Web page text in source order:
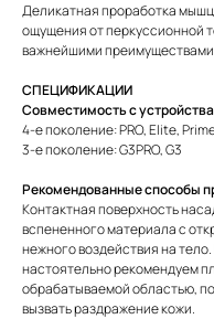
Деликатная проработка
ощущения от перкуссионной
важнейшими
СПЕЦИФИКАЦИИ
Совместимость с
4-е поколение: PRO, Elite,
3-е поколение: G3PRO, G3
Рекомендованные способы
Контактная поверхность
вспененного материала с
нежного воздействия на
настоятельно рекомендуем
обрабатываемой областью,
вызвать раздражение кожи.